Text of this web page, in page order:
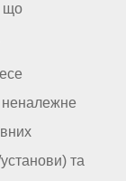
що
неналежне
та